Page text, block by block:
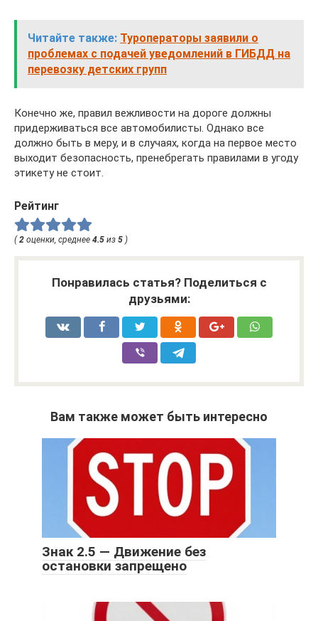
Читайте также: Туроператоры заявили о
проблемах с подачей уведомлений в ГИБДД на
перевозку детских групп
Конечно же, правил вежливости на дороге должны
придерживаться все автомобилисты. Однако все
должно быть в меру, и в случаях, когда на первое место
выходит безопасность, пренебрегать правилами в угоду
этикету не стоит.
Рейтинг
(2 оценки, среднее 4.5 из 5 )
Понравилась статья? Поделиться с
друзьями:
Вам также может быть интересно
Знак 2.5 — Движение без
остановки запрещено